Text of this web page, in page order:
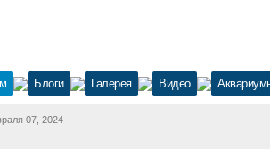
Блоги Галерея Видео
07, 2024